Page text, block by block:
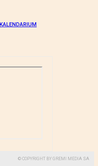
KALENDARIUM
© COPYRIGHT BY GREMI MEDIA SA